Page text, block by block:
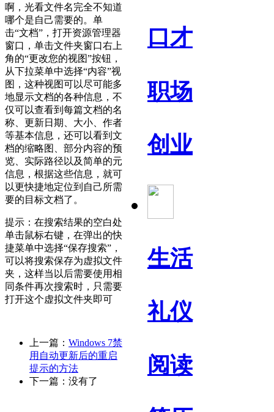
口才
职场
创业
生活
礼仪
阅读
啊，光看文件名完全不知道
哪个是自己需要的。单
击“文档”，打开资源管理器
窗口，单击文件夹窗口右上
角的“更改您的视图”按钮，
从下拉菜单中选择“内容”视
图，这种视图可以尽可能多
地显示文档的各种信息，不
仅可以查看到每篇文档的名
称、更新日期、大小、作者
等基本信息，还可以看到文
档的缩略图、部分内容的预
览、实际路径以及简单的元
信息，根据这些信息，就可
以更快捷地定位到自己所需
要的目标文档了。
提示：在搜索结果的空白处
单击鼠标右键，在弹出的快
捷菜单中选择“保存搜索”，
可以将搜索保存为虚拟文件
夹，这样当以后需要使用相
同条件再次搜索时，只需要
打开这个虚拟文件夹即可
上一篇： Windows 7禁
用自动更新后的重启
提示的方法
下一篇：没有了